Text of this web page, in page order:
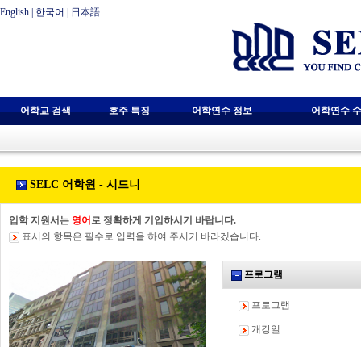
English 한국어 日本語
어학교 검색 호주 특징 어학연수 정보 어학연수
SELC 어학원 - 시드니
입학 지원서는 영어 로 정확하게 기입하시기 바랍니다.
표시의 항목은 필수로 입력을 하여 주시기 바라겠습니다.
프로그램
프로그램
개강일